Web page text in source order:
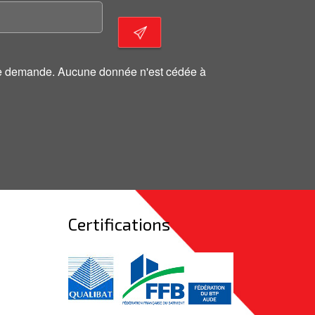
Aucune donnée n'est cédée à
Certifications